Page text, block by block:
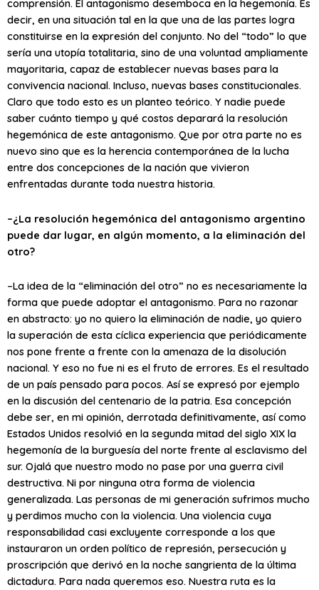
comprensión. El antagonismo desemboca en la hegemonía. Es
decir, en una situación tal en la que una de las partes logra
constituirse en la expresión del conjunto. No del “todo” lo que
sería una utopía totalitaria, sino de una voluntad ampliamente
mayoritaria, capaz de establecer nuevas bases para la
convivencia nacional. Incluso, nuevas bases constitucionales.
Claro que todo esto es un planteo teórico. Y nadie puede
saber cuánto tiempo y qué costos deparará la resolución
hegemónica de este antagonismo. Que por otra parte no es
nuevo sino que es la herencia contemporánea de la lucha
entre dos concepciones de la nación que vivieron
enfrentadas durante toda nuestra historia.
–¿La resolución hegemónica del antagonismo argentino
puede dar lugar, en algún momento, a la eliminación del
otro?
–La idea de la “eliminación del otro” no es necesariamente la
forma que puede adoptar el antagonismo. Para no razonar
en abstracto: yo no quiero la eliminación de nadie, yo quiero
la superación de esta cíclica experiencia que periódicamente
nos pone frente a frente con la amenaza de la disolución
nacional. Y eso no fue ni es el fruto de errores. Es el resultado
de un país pensado para pocos. Así se expresó por ejemplo
en la discusión del centenario de la patria. Esa concepción
debe ser, en mi opinión, derrotada definitivamente, así como
Estados Unidos resolvió en la segunda mitad del siglo XIX la
hegemonía de la burguesía del norte frente al esclavismo del
sur. Ojalá que nuestro modo no pase por una guerra civil
destructiva. Ni por ninguna otra forma de violencia
generalizada. Las personas de mi generación sufrimos mucho
y perdimos mucho con la violencia. Una violencia cuya
responsabilidad casi excluyente corresponde a los que
instauraron un orden político de represión, persecución y
proscripción que derivó en la noche sangrienta de la última
dictadura. Para nada queremos eso. Nuestra ruta es la